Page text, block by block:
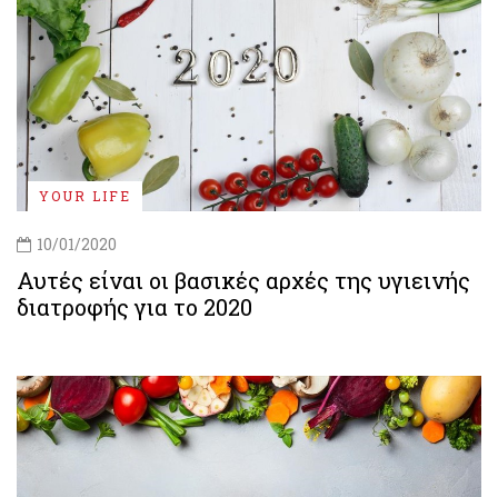
YOUR LIFE
10/01/2020
Αυτές είναι οι βασικές αρχές της υγιεινής
διατροφής για το 2020